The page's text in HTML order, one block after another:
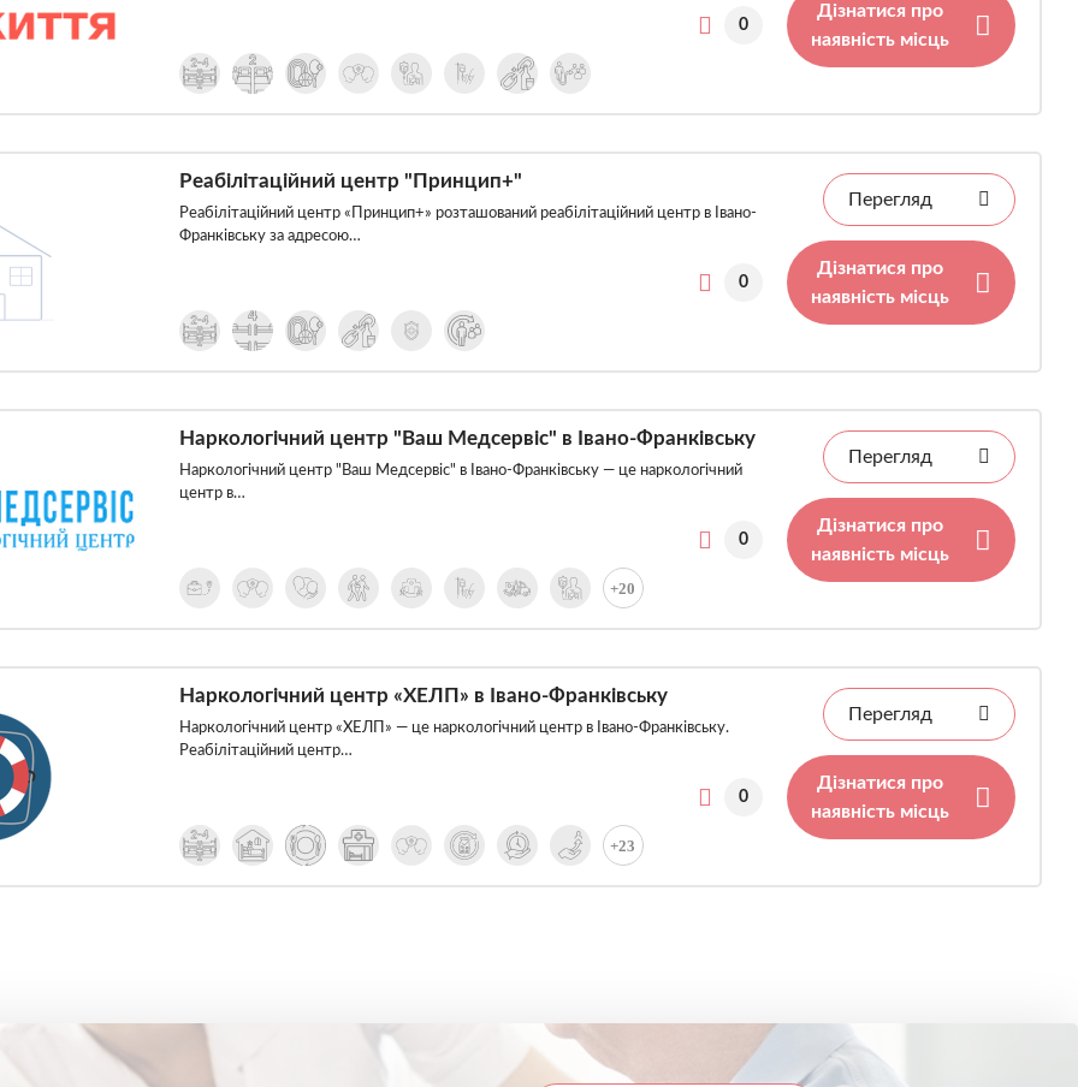
0
Дізнатися про
наявність місць
Реабілітаційний центр "Принцип+"
Реабілітаційний центр «Принцип+» розташований реабілітаційний центр в Івано-
Франківську за адресою…
0
Перегляд
Дізнатися про
наявність місць
Наркологічний центр "Ваш Медсервіс" в Івано-Франківську
Наркологічний центр "Ваш Медсервіс" в Івано-Франківську — це наркологічний
центр в…
0
+20
Перегляд
Дізнатися про
наявність місць
Наркологічний центр «ХЕЛП» в Івано-Франківську
Наркологічний центр «ХЕЛП» — це наркологічний центр в Івано-Франківську.
Реабілітаційний центр…
0
+23
Перегляд
Дізнатися про
наявність місць